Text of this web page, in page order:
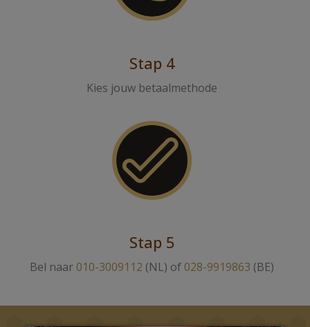
Stap 4
Kies jouw betaalmethode
Stap 5
Bel naar 010-3009112 (NL) of 028-9919863 (BE)